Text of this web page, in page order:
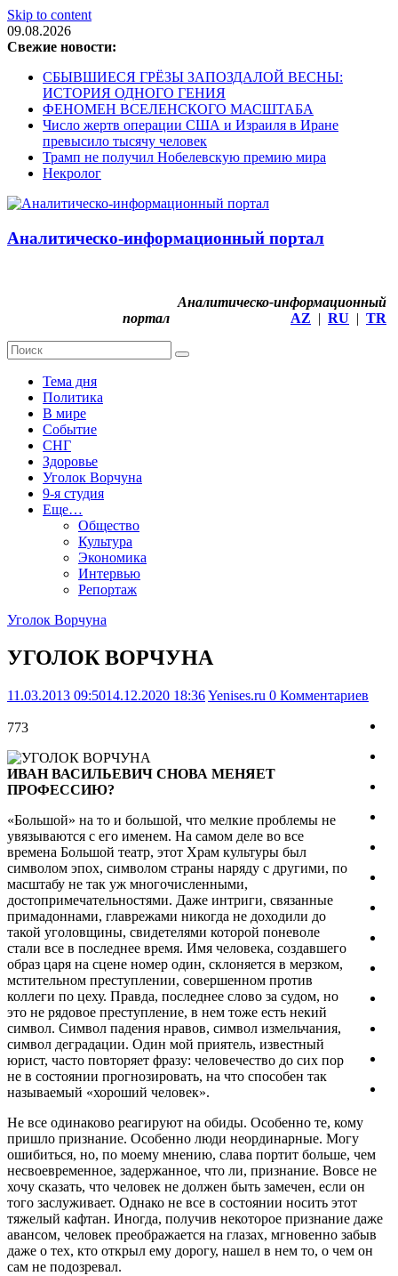
Skip to content
09.08.2026
Свежие новости:
СБЫВШИЕСЯ ГРЁЗЫ ЗАПОЗДАЛОЙ ВЕСНЫ:
ИСТОРИЯ ОДНОГО ГЕНИЯ
ФЕНОМЕН ВСЕЛЕНСКОГО МАСШТАБА
Число жертв операции США и Израиля в Иране
превысило тысячу человек
Трамп не получил Нобелевскую премию мира
Некролог
Аналитическо-информационный портал
Аналитическо-информационный
портал
AZ | RU | TR
Тема дня
Политика
В мире
Событие
СНГ
Здоровье
Уголок Ворчуна
9-я студия
Еще…
Общество
Культура
Экономика
Интервью
Репортаж
Уголок Ворчуна
УГОЛОК ВОРЧУНА
11.03.2013 09:5014.12.2020 18:36Yenises.ru 0 Комментариев
773
ИВАН ВАСИЛЬЕВИЧ СНОВА МЕНЯЕТ
ПРОФЕССИЮ?
«Большой» на то и большой, что мелкие проблемы не
увязываются с его именем. На самом деле во все
времена Большой театр, этот Храм культуры был
символом эпох, символом страны наряду с другими, по
масштабу не так уж многочисленными,
достопримечательностями. Даже интриги, связанные
примадоннами, главрежами никогда не доходили до
такой уголовщины, свидетелями которой поневоле
стали все в последнее время. Имя человека, создавшего
образ царя на сцене номер один, склоняется в мерзком,
мстительном преступлении, совершенном против
коллеги по цеху. Правда, последнее слово за судом, но
это не рядовое преступление, в нем тоже есть некий
символ. Символ падения нравов, символ измельчания,
символ деградации. Один мой приятель, известный
юрист, часто повторяет фразу: человечество до сих пор
не в состоянии прогнозировать, на что способен так
называемый «хороший человек».
Не все одинаково реагируют на обиды. Особенно те, кому
пришло признание. Особенно люди неординарные. Могу
ошибиться, но, по моему мнению, слава портит больше, чем
несвоевременное, задержанное, что ли, признание. Вовсе не
хочу сказать, что человек не должен быть замечен, если он
того заслуживает. Однако не все в состоянии носить этот
тяжелый кафтан. Иногда, получив некоторое признание даже
авансом, человек преображается на глазах, мгновенно забыв
даже о тех, кто открыл ему дорогу, нашел в нем то, о чем он
сам не подозревал.